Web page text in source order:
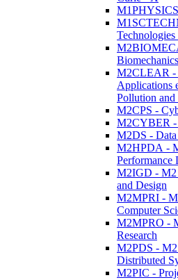
Biomechanics
M2CLEAR -
Applications
Pollution and
M2CPS -
M2CYBER -
M2DS - Data
M2HPDA -
Performance
M2IGD - M2
and Design
M2MPRI -
Computer
M2MPRO -
Research
M2PDS - M2
Distributed
M2PIC -